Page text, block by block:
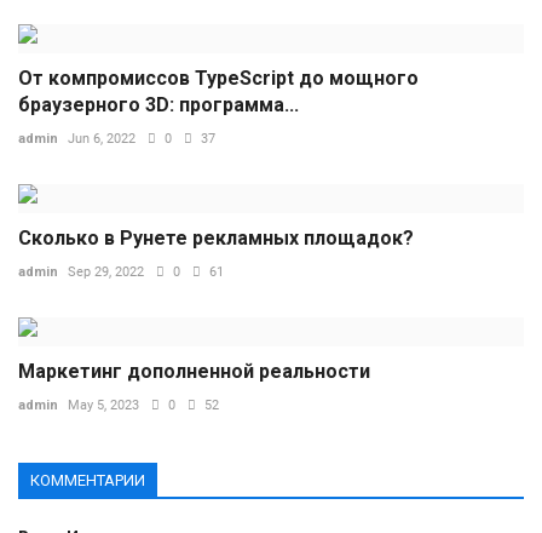
От компромиссов TypeScript до мощного
браузерного 3D: программа...
admin Jun 6, 2022 0 37
Сколько в Рунете рекламных площадок?
admin Sep 29, 2022 0 61
Маркетинг дополненной реальности
admin May 5, 2023 0 52
КОММЕНТАРИИ